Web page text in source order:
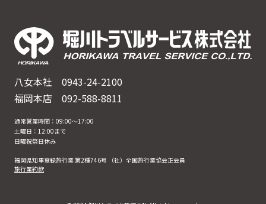
八女本社 0943-24-2100
福岡本店 092-588-8811
通常営業時間：09:00〜17:00
土曜日：12:00まで
日曜祝祭日休み
福岡県知事登録旅行業 第2種746号 （社）全国旅行業協会正会員
旅行業約款